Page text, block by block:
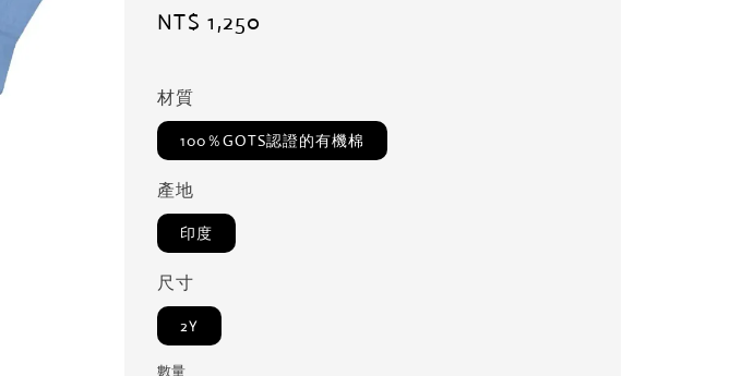
Regular
NT$ 1,250
材質
100％GOTS認證的有機棉
產地
印度
尺寸
2Y
數量